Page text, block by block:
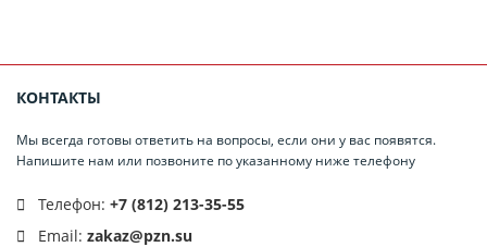
КОНТАКТЫ
Мы всегда готовы ответить на вопросы, если они у вас появятся.
Напишите нам или позвоните по указанному ниже телефону
Телефон: +7 (812) 213-35-55
Email: zakaz@pzn.su